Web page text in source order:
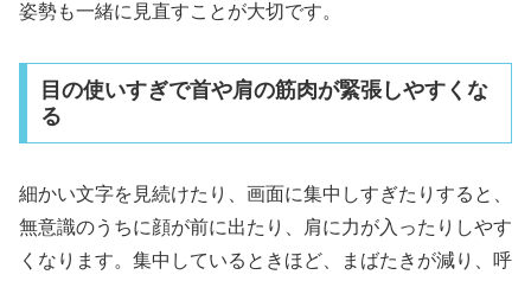
姿勢も一緒に見直すことが大切です。
目の使いすぎで首や肩の筋肉が緊張しやすくな
る
細かい文字を見続けたり、画面に集中しすぎたりすると、
無意識のうちに顔が前に出たり、肩に力が入ったりしやす
くなります。集中しているときほど、まばたきが減り、呼